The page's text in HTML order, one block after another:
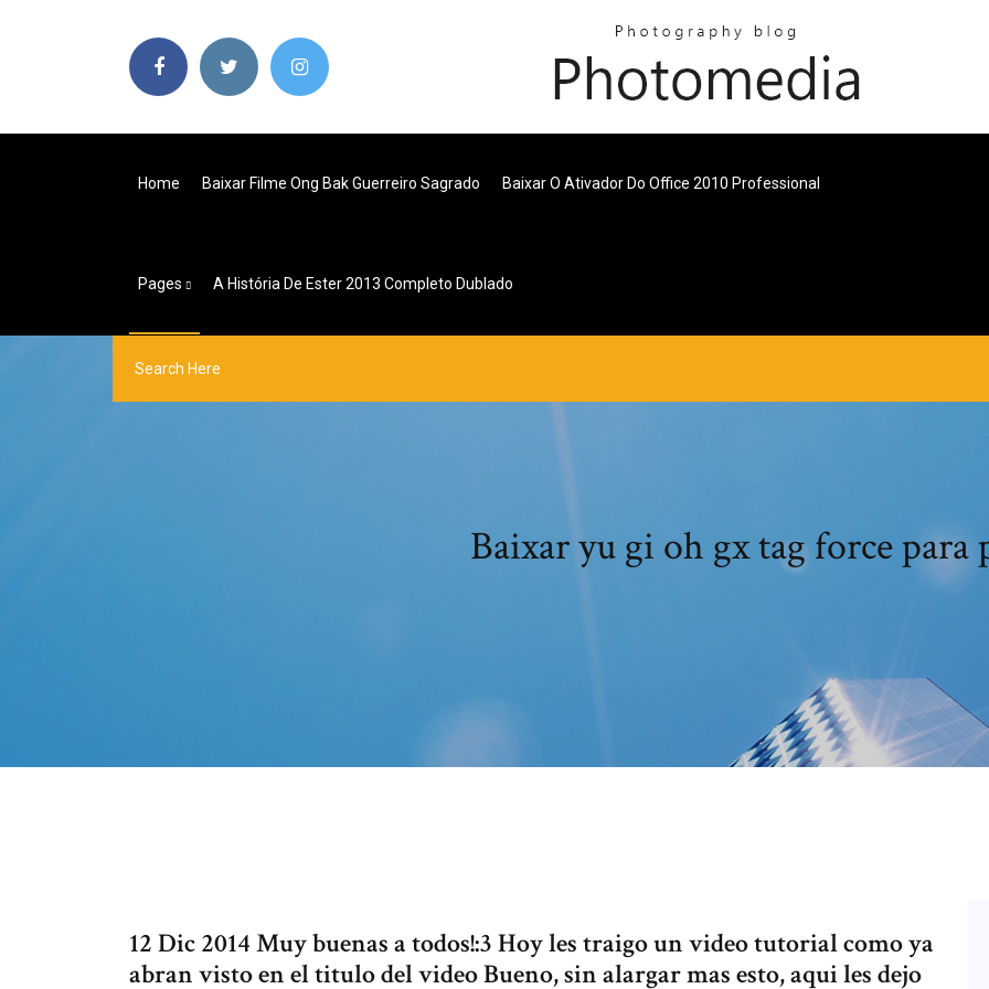
Home Baixar Filme Ong Bak Guerreiro Sagrado Baixar O Ativador Do Office 2010 Professional
Pages A História De Ester 2013 Completo Dublado
Baixar yu gi oh gx tag force para
12 Dic 2014 Muy buenas a todos!:3 Hoy les traigo un video tutorial como ya
abran visto en el titulo del video Bueno, sin alargar mas esto, aqui les dejo